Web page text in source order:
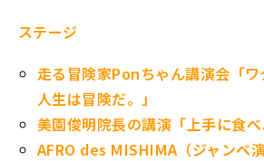
ステージ
走る冒険家Ponちゃん講演会「ワ
人生は冒険だ。」
美園俊明院長の講演「上手に食べ
AFRO des MISHIMA（ジャンベ